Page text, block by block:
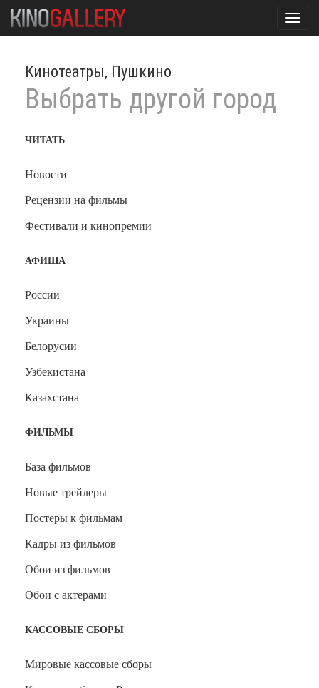
Кинотеатры, Пушкино
Выбрать другой город
ЧИТАТЬ
Новости
Рецензии на фильмы
Фестивали и кинопремии
АФИША
России
Украины
Белорусии
Узбекистана
Казахстана
ФИЛЬМЫ
База фильмов
Новые трейлеры
Постеры к фильмам
Кадры из фильмов
Обои из фильмов
Обои с актерами
КАССОВЫЕ СБОРЫ
Мировые кассовые сборы